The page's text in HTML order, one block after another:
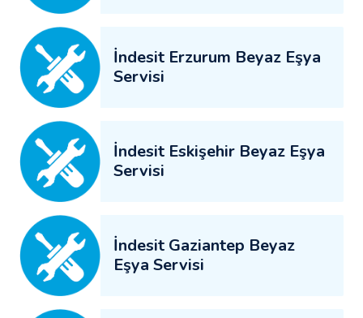
İndesit Erzurum Beyaz Eşya
Servisi
İndesit Eskişehir Beyaz Eşya
Servisi
İndesit Gaziantep Beyaz
Eşya Servisi